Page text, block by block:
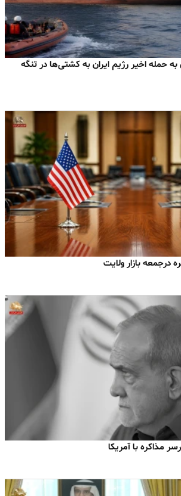
حمله اخیر رژیم ایران به کشتی‌ها در تنگه
درجمعه بازار ولایت
مذاکره با آمریکا